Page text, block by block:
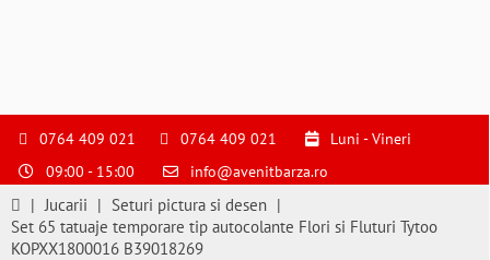
S
pentru
suna
0764409021
0764 409 021 0764 409 021
Luni - Vineri
09:00 - 15:00
info@avenitbarza.ro
| Jucarii | Seturi pictura si desen |
Set 65 tatuaje temporare tip autocolante Flori si Fluturi Tytoo
KOPXX1800016 B39018269